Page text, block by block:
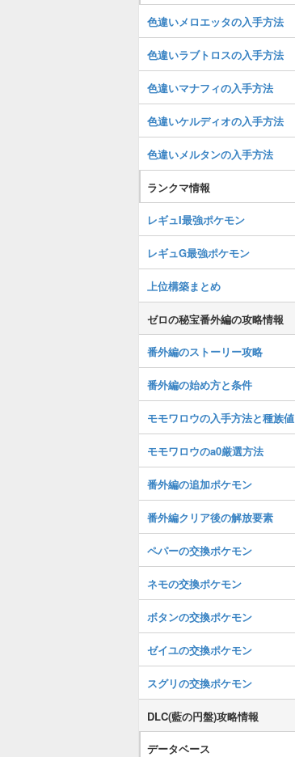
色違いメロエッタの入手方法
色違いラブトロスの入手方法
色違いマナフィの入手方法
色違いケルディオの入手方法
色違いメルタンの入手方法
ランクマ情報
レギュI最強ポケモン
レギュG最強ポケモン
上位構築まとめ
ゼロの秘宝番外編の攻略情報
番外編のストーリー攻略
番外編の始め方と条件
モモワロウの入手方法と種族値
モモワロウのa0厳選方法
番外編の追加ポケモン
番外編クリア後の解放要素
ペパーの交換ポケモン
ネモの交換ポケモン
ボタンの交換ポケモン
ゼイユの交換ポケモン
スグリの交換ポケモン
DLC(藍の円盤)攻略情報
データベース